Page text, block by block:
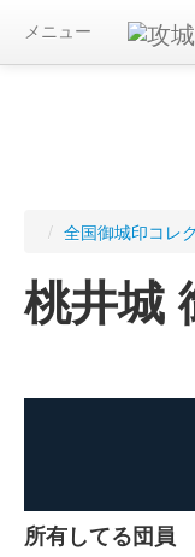
メニュー
/ 全国御城印コレ
桃井城
所有してる団員